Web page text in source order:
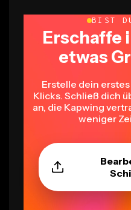
BIST
Erschaffe
etwas
Erstelle dein
Klicks. Schließ dich
an, die Kapwing
weniger